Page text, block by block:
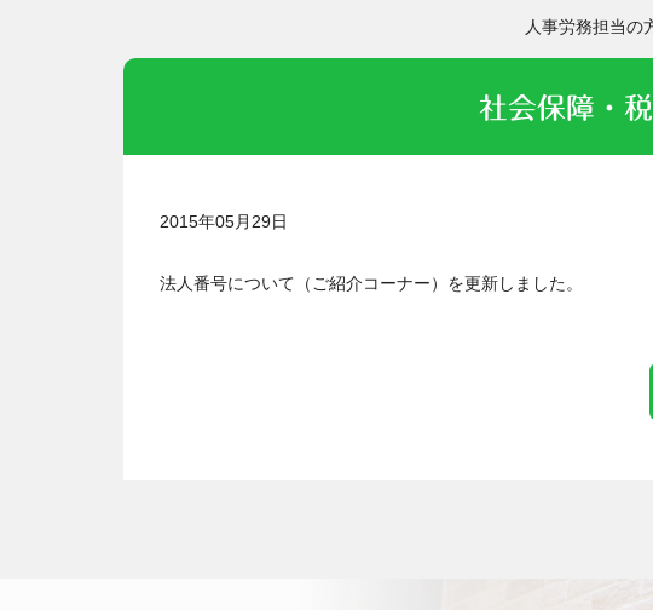
人事労務担当の
社会保障・
2015年05月29日
法人番号について（ご紹介コーナー）を更新しました。